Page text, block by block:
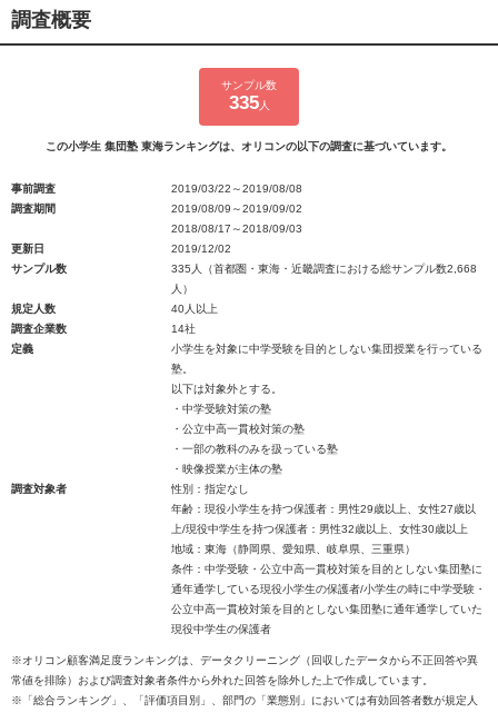
調査概要
サンプル数
335人
この小学生 集団塾 東海ランキングは、オリコンの以下の調査に基づいています。
事前調査
2019/03/22～2019/08/08
調査期間
2019/08/09～2019/09/02
2018/08/17～2018/09/03
更新日
2019/12/02
サンプル数
335人（首都圏・東海・近畿調査における総サンプル数2,668
人）
規定人数
40人以上
調査企業数
14社
定義
小学生を対象に中学受験を目的としない集団授業を行っている
塾。
以下は対象外とする。
・中学受験対策の塾
・公立中高一貫校対策の塾
・一部の教科のみを扱っている塾
・映像授業が主体の塾
調査対象者
性別：指定なし
年齢：現役小学生を持つ保護者：男性29歳以上、女性27歳以
上/現役中学生を持つ保護者：男性32歳以上、女性30歳以上
地域：東海（静岡県、愛知県、岐阜県、三重県）
条件：中学受験・公立中高一貫校対策を目的としない集団塾に
通年通学している現役小学生の保護者/小学生の時に中学受験・
公立中高一貫校対策を目的としない集団塾に通年通学していた
現役中学生の保護者
※オリコン顧客満足度ランキングは、データクリーニング（回収したデータから不正回答や異
常値を排除）および調査対象者条件から外れた回答を除外した上で作成しています。
※「総合ランキング」、「評価項目別」、部門の「業態別」においては有効回答者数が規定人